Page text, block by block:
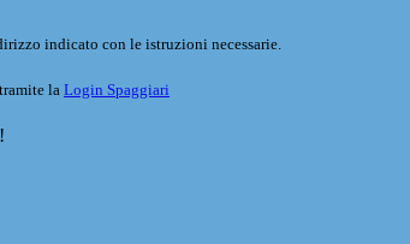
indicato con le istruzioni necessarie.
la Login Spaggiari